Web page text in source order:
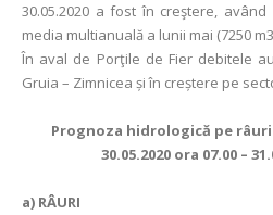
30.05.2020 a fost în creştere,
media multianuală a lunii mai (7250
În aval de Porţile de Fier debitele
Gruia – Zimnicea și în creștere pe
Prognoza hidrologică pe
30.05.2020 ora 07.00 –
a) RÂURI